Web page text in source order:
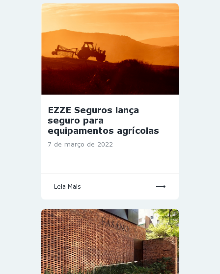
EZZE Seguros lança
seguro para
equipamentos agrícolas
7 de março de 2022
Leia Mais